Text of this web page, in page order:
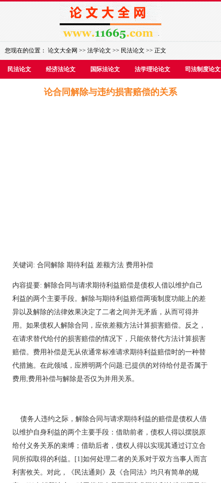
您现在的位置：论文大全网>>法学论文>>民法论文>> 正文
民法论文 经济法论文 国际法论文 法学理论论文 司法制度论文
论合同解除与违约损害赔偿的关系
关键词: 合同解除 期待利益 差额方法 费用补偿
内容提要: 解除合同与请求期待利益赔偿是债权人借以维护自己
利益的两个主要手段。解除与期待利益赔偿两项制度功能上的差
异以及解除的法律效果决定了二者之间并无矛盾，从而可得并
用。如果债权人解除合同，应依差额方法计算损害赔偿。反之，
在请求替代给付的损害赔偿的情况下，只能依替代方法计算损害
赔偿。费用补偿是无从依通常标准请求期待利益赔偿时的一种替
代措施。在此领域，应辨明两个问题:已提供的对待给付是否属于
费用;费用补偿与解除是否仅为并用关系。
债务人违约之际，解除合同与请求期待利益的赔偿是债权人借
以维护自身利益的两个主要手段：借助前者，债权人得以摆脱原
给付义务关系的束缚；借助后者，债权人得以实现其通过订立合
同所拟取得的利益。[1]如何处理二者的关系对于双方当事人而言
利害攸关。对此，《民法通则》及《合同法》均只有简单的规